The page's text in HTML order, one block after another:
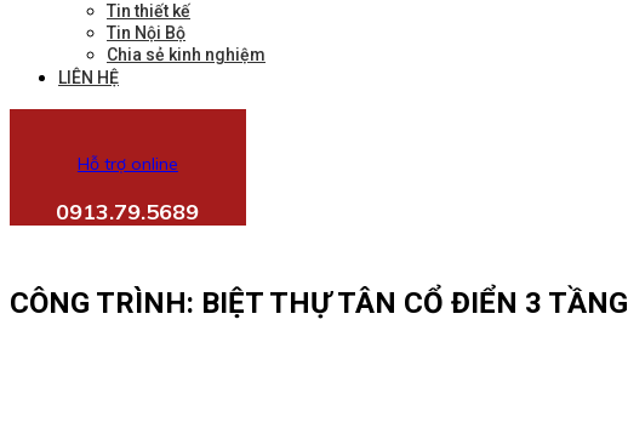
Tin thiết kế
Tin Nội Bộ
Chia sẻ kinh nghiệm
LIÊN HỆ
Hỗ trợ online
0913.79.5689
CÔNG TRÌNH: BIỆT THỰ TÂN CỔ ĐIỂN 3 TẦNG